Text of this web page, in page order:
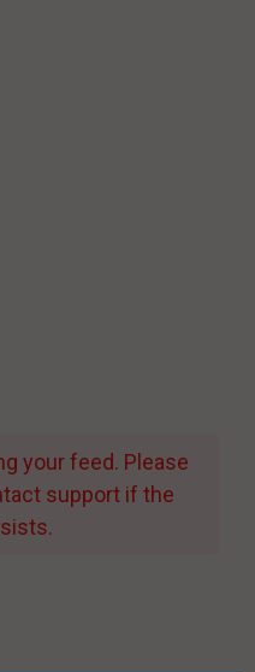
your feed. Please
support if the